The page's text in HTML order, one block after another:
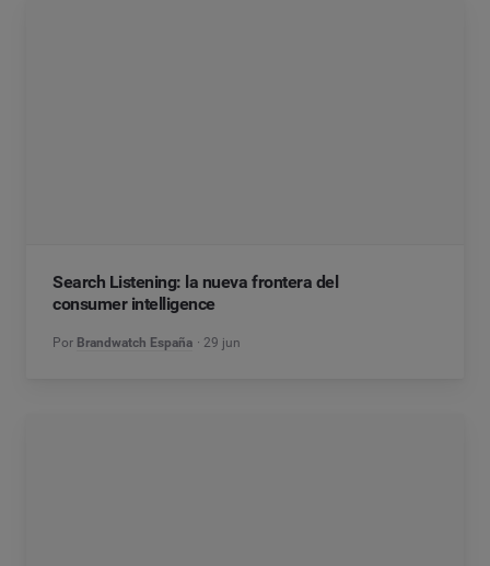
Search Listening: la nueva frontera del
consumer intelligence
Por Brandwatch España 29 jun